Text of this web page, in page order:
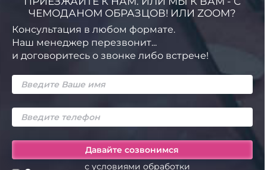
ЧЕМОДАНОМ ОБРАЗЦОВ! ИЛИ ZOOM?
Консультация в любом формате.
Наш менеджер перезвонит...
и договоритесь о звонке либо встрече!
с условиями обработки